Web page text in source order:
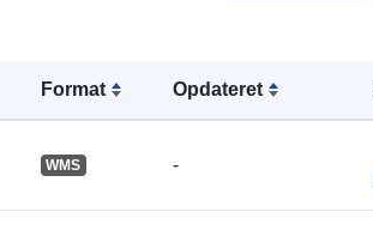
Format Opdateret
WMS -